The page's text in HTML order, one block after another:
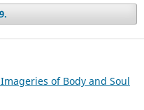
of Body and Soul